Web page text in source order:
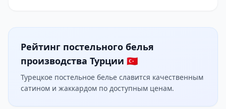
Рейтинг постельного белья
производства Турции 🇹🇷
Турецкое постельное белье славится качественным
сатином и жаккардом по доступным ценам.